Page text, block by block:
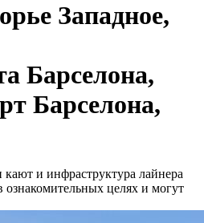
Западное,
Барселона,
Барселона,
и инфраструктура лайнера
целях и могут